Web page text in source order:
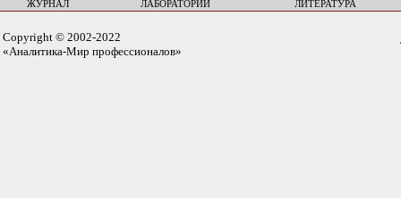
ЖУРНАЛ ЛАБОРАТОРИИ ЛИТЕРАТУРА
Copyright © 2002-2022
«Аналитика-Мир профессионалов»